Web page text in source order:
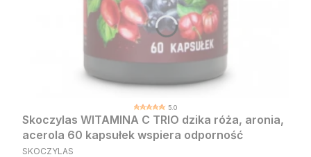
5.0
Skoczylas WITAMINA C TRIO dzika róża, aronia,
acerola 60 kapsułek wspiera odporność
PRODUCENT
SKOCZYLAS